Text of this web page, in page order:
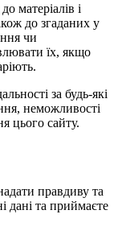
матеріалів і
до згаданих у
чи
їх, якщо
за будь-які
неможливості
цього сайту.
правдиву та
дані та приймаєте